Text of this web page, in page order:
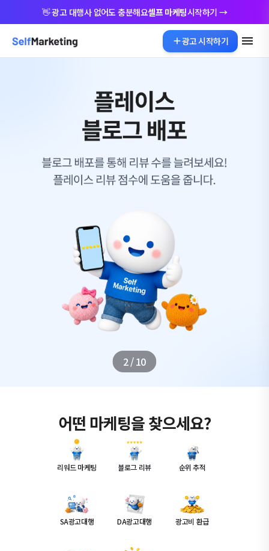
👋 광고 대행사 없어도 충분해요셀프 마케팅시작하기 →
광고 시작하기
2/10
어떤 마케팅을 찾으세요?
리워드 마케팅 블로그 리뷰 순위 추적
SA광고대행 DA광고대행 광고비 환급